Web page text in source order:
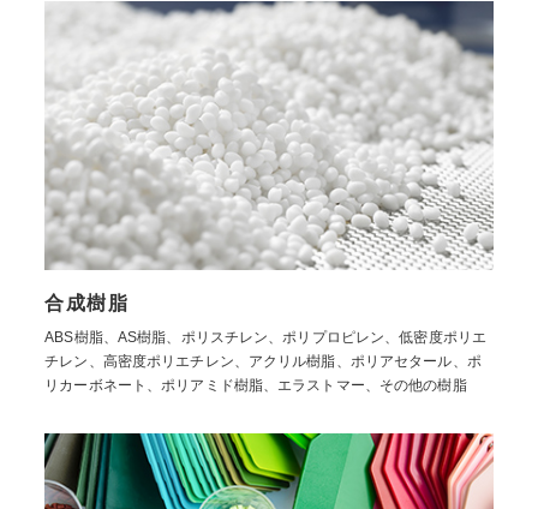
合成樹脂
ABS樹脂、AS樹脂、ポリスチレン、ポリプロピレン、低密度ポリエ
チレン、高密度ポリエチレン、アクリル樹脂、ポリアセタール、ポ
リカーボネート、ポリアミド樹脂、エラストマー、その他の樹脂